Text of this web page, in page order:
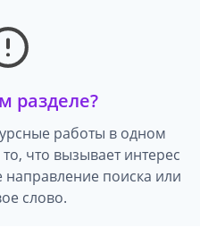
разделе?
работы в одном
что вызывает интерес
поиска или
слово.